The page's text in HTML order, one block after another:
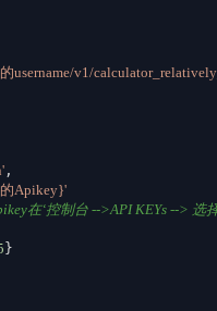
username/v1/
,
Apikey}'
在‘控制台 -->API KEYs --> 选
}